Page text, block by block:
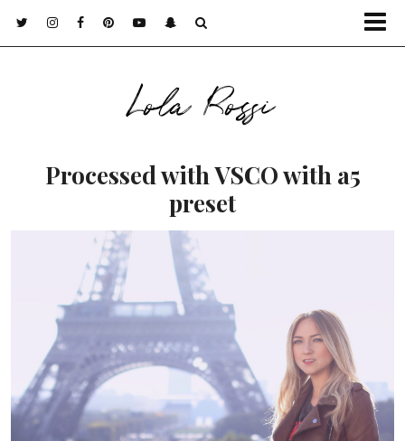
Lola Rossi
Processed with VSCO with a5
preset